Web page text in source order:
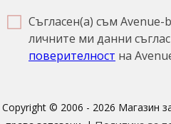
Съгласен(а) съм Avenue-
личните ми данни
поверителност на
Copyright © 2006 - 2026 Магазин